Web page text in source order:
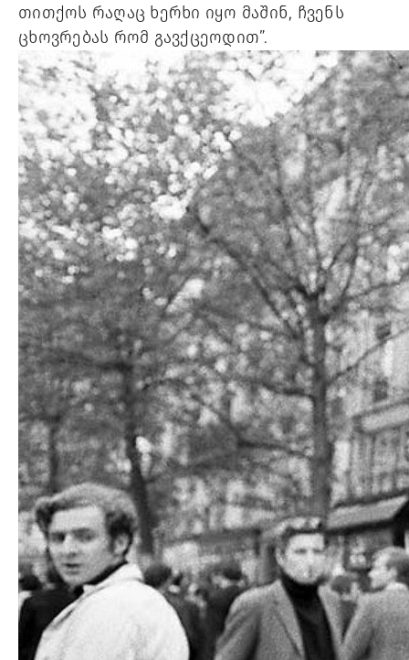
თითქოს რაღაც ხერხი იყო მაშინ, ჩვენს
ცხოვრებას რომ გავქცეოდით”.